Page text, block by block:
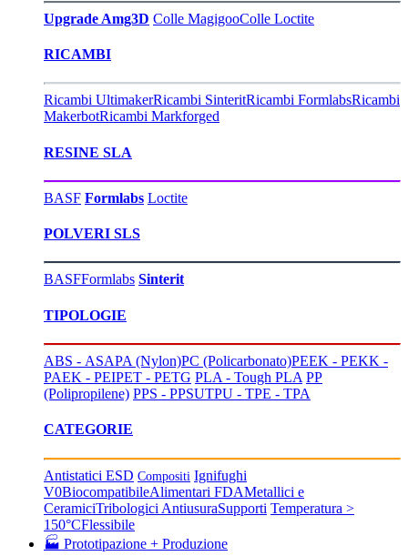
Upgrade Amg3D Colle MagigooColle Loctite
RICAMBI
Ricambi UltimakerRicambi SinteritRicambi FormlabsRicambi
MakerbotRicambi Markforged
RESINE SLA
BASF Formlabs Loctite
POLVERI SLS
BASFFormlabs Sinterit
TIPOLOGIE
ABS - ASAPA (Nylon)PC (Policarbonato)PEEK - PEKK -
PAEK - PEIPET - PETG PLA - Tough PLA PP
(Polipropilene) PPS - PPSUTPU - TPE - TPA
CATEGORIE
Antistatici ESD Compositi Ignifughi
V0BiocompatibileAlimentari FDAMetallici e
CeramiciTribologici AntiusuraSupporti Temperatura >
150°CFlessibile
🏭 Prototipazione + Produzione